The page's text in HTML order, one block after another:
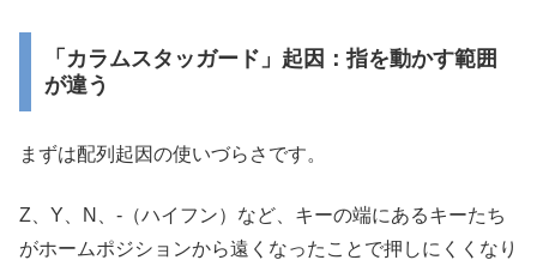
「カラムスタッガード」起因：指を動かす範囲
が違う
まずは配列起因の使いづらさです。
Z、Y、N、-（ハイフン）など、キーの端にあるキーたち
がホームポジションから遠くなったことで押しにくくなり